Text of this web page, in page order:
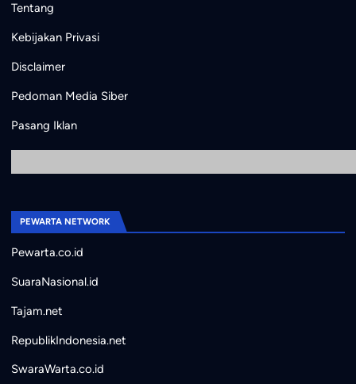
Tentang
Kebijakan Privasi
Disclaimer
Pedoman Media Siber
Pasang Iklan
PEWARTA NETWORK
Pewarta.co.id
SuaraNasional.id
Tajam.net
RepublikIndonesia.net
SwaraWarta.co.id